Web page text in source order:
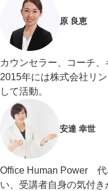
原 良恵
カウンセラー、コーチ
2015年には株式会社リ
して活動。
安達 幸世
Office Human Power 代
い、受講者自身の気付